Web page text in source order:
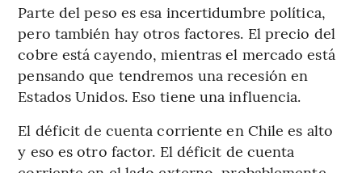
Parte del peso es esa incertidumbre política,
pero también hay otros factores. El precio del
cobre está cayendo, mientras el mercado está
pensando que tendremos una recesión en
Estados Unidos. Eso tiene una influencia.
El déficit de cuenta corriente en Chile es alto
y eso es otro factor. El déficit de cuenta